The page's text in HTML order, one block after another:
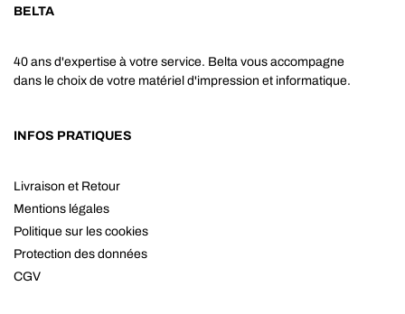
BELTA
40 ans d'expertise à votre service. Belta vous accompagne
dans le choix de votre matériel d'impression et informatique.
INFOS PRATIQUES
Livraison et Retour
Mentions légales
Politique sur les cookies
Protection des données
CGV